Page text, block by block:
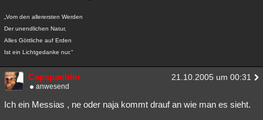
„Vom den allerersten Werden
Der unendlichen Natur,
Alles Göttliche auf Erden
Ist ein Lichtgedanke nur.“
Capspauldin 21.10.2005 um 00:31
anwesend
Ich ein Messias , ne oder naja kommt drauf an wie man es sieht.